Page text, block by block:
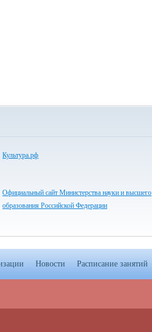
Культура.рф
Официальный сайт Министерства науки и высшего
образования Российской Федерации
Новости Расписание занятий